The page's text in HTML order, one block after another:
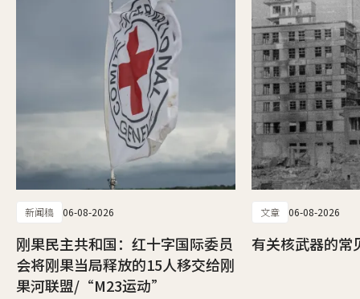
新闻稿 06-08-2026
刚果民主共和国：红十字国际委员
会将刚果当局释放的15人移交给刚
果河联盟/“M23运动”
文章 06-08-2026
有关核武器的常